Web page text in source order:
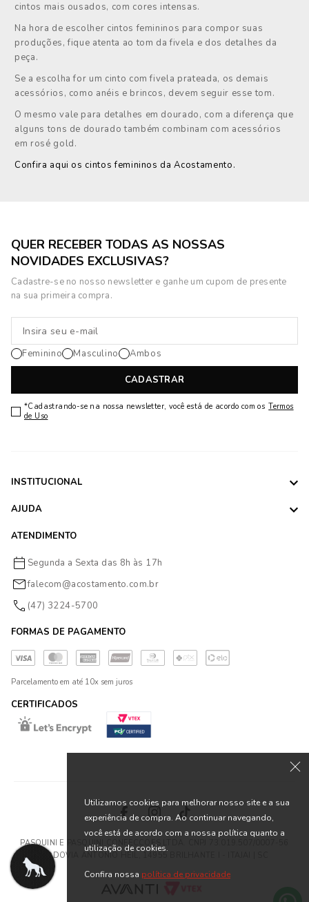
cintos mais ousados, com cores intensas.
Na hora de escolher cintos femininos para compor suas
produções, fique atenta ao tom da fivela e dos detalhes da
peça.
Se a escolha for um cinto com fivela prateada, os demais
acessórios, como anéis e brincos, devem seguir esse tom.
O mesmo vale para detalhes em dourado, com a diferença que
alguns tons de dourado também combinam com acessórios
em rosé gold.
Confira aqui os cintos femininos da Acostamento.
QUER RECEBER TODAS AS NOSSAS
NOVIDADES EXCLUSIVAS?
Cadastre-se no nosso newsletter e ganhe um cupom de presente
na sua primeira compra.
CADASTRAR
Feminino Masculino Ambos
*Cadastrando-se na nossa newsletter, você está de acordo com os Termos
de Uso
INSTITUCIONAL
AJUDA
ATENDIMENTO
Segunda a Sexta das 8h às 17h
falecom@acostamento.com.br
(47) 3224-5700
FORMAS DE PAGAMENTO
Parcelamento em até 10x sem juros
CERTIFICADOS
PASQUINI E PASQUINI CONFECCOES LTDA. CNPJ 73.019.507/0007-56
RODOVIA ANTONIO HEIL, 14955 BRILHANTE I - ITAJAI | SC
Utilizamos cookies para melhorar nosso site e a sua
experiência de compra. Ao continuar navegando,
você está de acordo com a nossa política quanto a
utilização de cookies.
Confira nossa política de privacidade